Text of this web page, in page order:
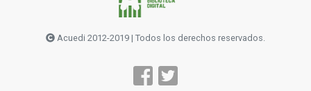
Acuedi 2012-2019 | Todos los derechos reservados.